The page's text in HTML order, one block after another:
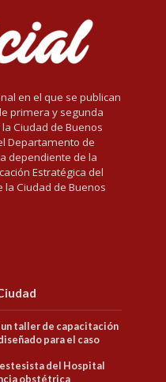
en el que se publican
primera y segunda
Ciudad de Buenos
Departamento de
dependiente de la
Estratégica del
Ciudad de Buenos
un taller de capacitación
para el caso
del Hospital
obstétrica